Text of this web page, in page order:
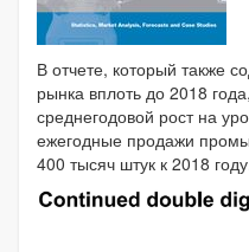
В отчете, который также
рынка вплоть до 2018
среднегодовой рост на
ежегодные продажи
400 тысяч штук к 2018